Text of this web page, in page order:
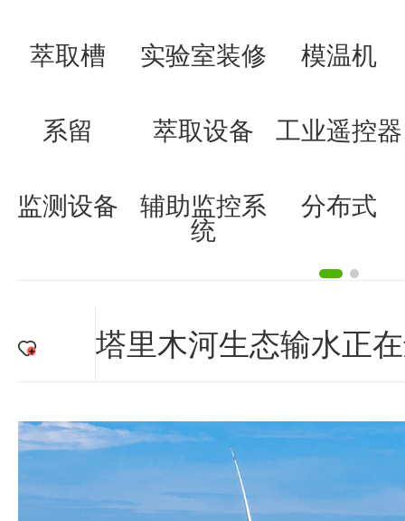
萃取槽 实验室装修 模温机
系留 萃取设备 工业遥控器
监测设备 辅助监控系
统
分布式
塔里木河生态输水正